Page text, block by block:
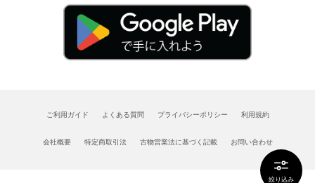
絞り込み
ご利用ガイド よくある質問 プライバシーポリシー 利用規約
会社概要 特定商取引法 古物営業法に基づく記載 お問い合わせ